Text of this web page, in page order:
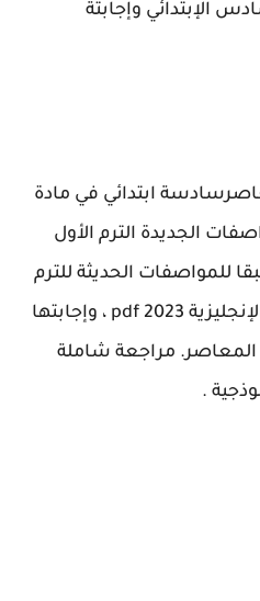
الإبتدائي وإجابتة
ابتدائي في مادة
الجديدة الترم الأول
للمواصفات الحديثة للترم
الأول 2023 في مادة اللغة الإنجليزية 2023 pdf ، وإجابتها
المعاصر. مراجعة شاملة
.